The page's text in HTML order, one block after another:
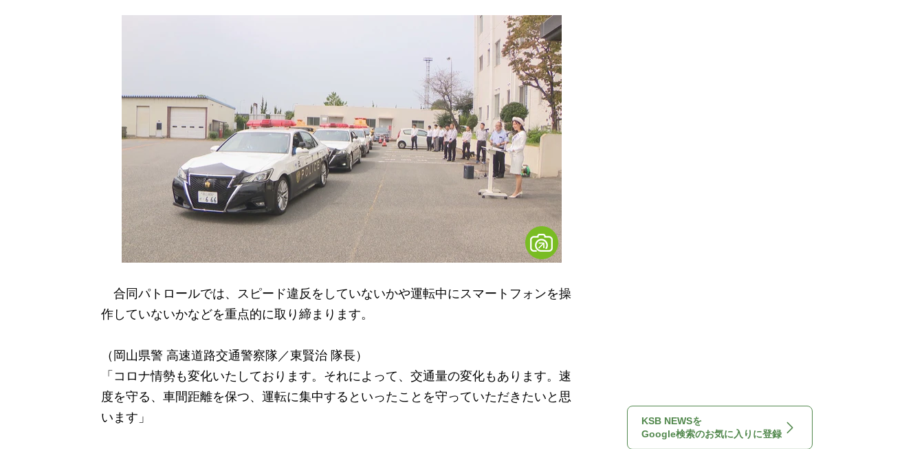
合同パトロールでは、スピード違反をしていないかや運転中にスマートフォンを操
作していないかなどを重点的に取り締まります。
（岡山県警 高速道路交通警察隊／東賢治 隊長）
「コロナ情勢も変化いたしております。それによって、交通量の変化もあります。速
度を守る、車間距離を保つ、運転に集中するといったことを守っていただきたいと思
います」
KSB NEWSを
Google検索のお気に入りに登録